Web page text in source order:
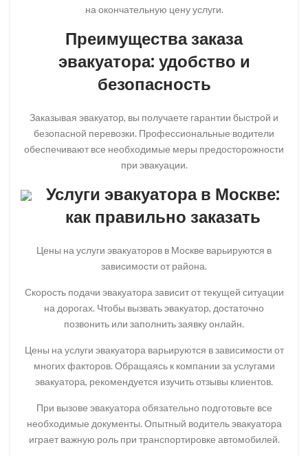
на окончательную цену услуги.
Преимущества заказа
эвакуатора: удобство и
безопасность
Заказывая эвакуатор, вы получаете гарантии быстрой и
безопасной перевозки. Профессиональные водители
обеспечивают все необходимые меры предосторожности
при эвакуации.
Услуги эвакуатора в Москве:
как правильно заказать
Цены на услуги эвакуаторов в Москве варьируются в
зависимости от района.
Скорость подачи эвакуатора зависит от текущей ситуации
на дорогах. Чтобы вызвать эвакуатор, достаточно
позвонить или заполнить заявку онлайн.
Цены на услуги эвакуатора варьируются в зависимости от
многих факторов. Обращаясь к компании за услугами
эвакуатора, рекомендуется изучить отзывы клиентов.
При вызове эвакуатора обязательно подготовьте все
необходимые документы. Опытный водитель эвакуатора
играет важную роль при транспортировке автомобилей.